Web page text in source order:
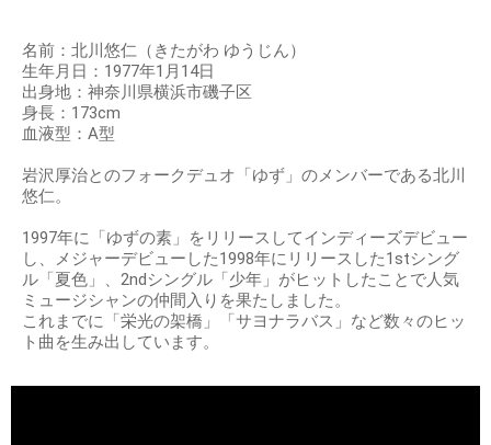
名前：北川悠仁（きたがわ ゆうじん）
生年月日：1977年1月14日
出身地：神奈川県横浜市磯子区
身長：173cm
血液型：A型
岩沢厚治とのフォークデュオ「ゆず」のメンバーである北川
悠仁。
1997年に「ゆずの素」をリリースしてインディーズデビュー
し、メジャーデビューした1998年にリリースした1stシング
ル「夏色」、2ndシングル「少年」がヒットしたことで人気
ミュージシャンの仲間入りを果たしました。
これまでに「栄光の架橋」「サヨナラバス」など数々のヒッ
ト曲を生み出しています。